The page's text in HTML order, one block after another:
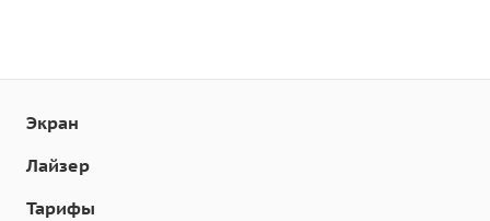
Экран
Лайзер
Тарифы